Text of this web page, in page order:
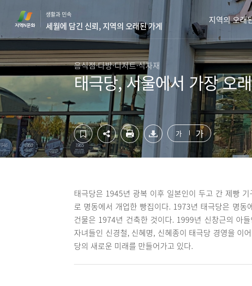
영
역
바
로
가
기
역
바
로
가
기
생활과 민속
세월에 담긴 신뢰, 지역의 오래된 가게
지역의 오래
음식점·다방·디저트·식자재
태극당, 서울에서 가장 오
가 가
태극당은 1945년 광복 이후 일본인이 두고 간 제빵
로 명동에서 개업한 빵집이다. 1973년 태극당은 명동
건물은 1974년 건축한 것이다. 1999년 신창근의 아
자녀들인 신경철, 신혜명, 신혜종이 태극당 경영을 이
당의 새로운 미래를 만들어가고 있다.